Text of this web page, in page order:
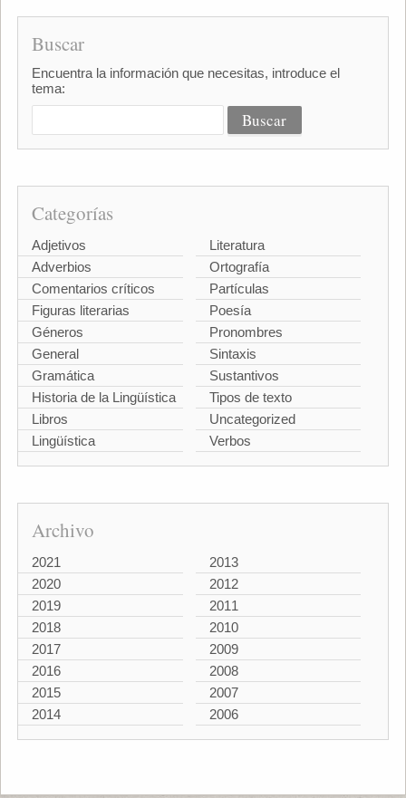
Buscar
Encuentra la información que necesitas, introduce el
tema:
Categorías
Adjetivos
Adverbios
Comentarios críticos
Figuras literarias
Géneros
General
Gramática
Historia de la Lingüística
Libros
Lingüística
Literatura
Ortografía
Partículas
Poesía
Pronombres
Sintaxis
Sustantivos
Tipos de texto
Uncategorized
Verbos
Archivo
2021
2020
2019
2018
2017
2016
2015
2014
2013
2012
2011
2010
2009
2008
2007
2006